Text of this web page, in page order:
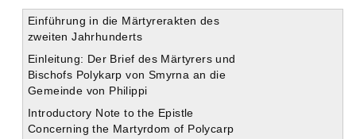
Einführung in die Märtyrerakten des
zweiten Jahrhunderts
Einleitung: Der Brief des Märtyrers und
Bischofs Polykarp von Smyrna an die
Gemeinde von Philippi
Introductory Note to the Epistle
Concerning the Martyrdom of Polycarp